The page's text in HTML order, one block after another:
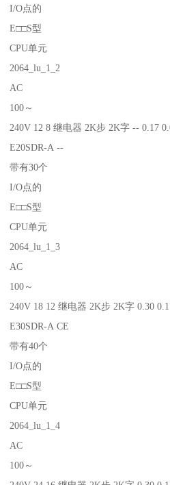
I/O点的
E□□S型
CPU单元
2064_lu_1_2
AC
100～
240V 12 8 继电器 2K步 2K字 -- 0.17
E20SDR-A --
带有30个
I/O点的
E□□S型
CPU单元
2064_lu_1_3
AC
100～
240V 18 12 继电器 2K步 2K字 0.30
E30SDR-A CE
带有40个
I/O点的
E□□S型
CPU单元
2064_lu_1_4
AC
100～